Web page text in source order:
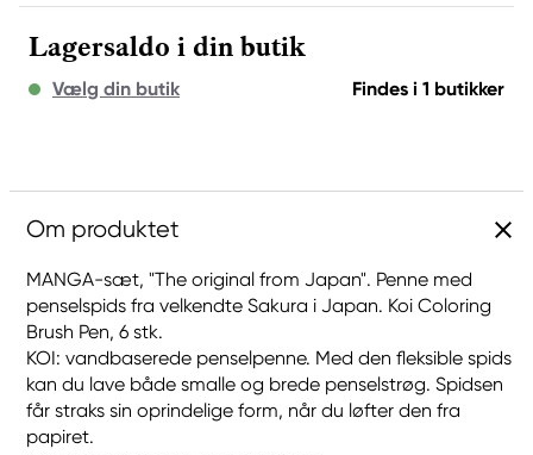
Lagersaldo i din butik
Vælg din butik Findes i 1 butikker
Om produktet
MANGA-sæt, "The original from Japan". Penne med
penselspids fra velkendte Sakura i Japan. Koi Coloring
Brush Pen, 6 stk.
KOI: vandbaserede penselpenne. Med den fleksible spids
kan du lave både smalle og brede penselstrøg. Spidsen
får straks sin oprindelige form, når du løfter den fra
papiret.